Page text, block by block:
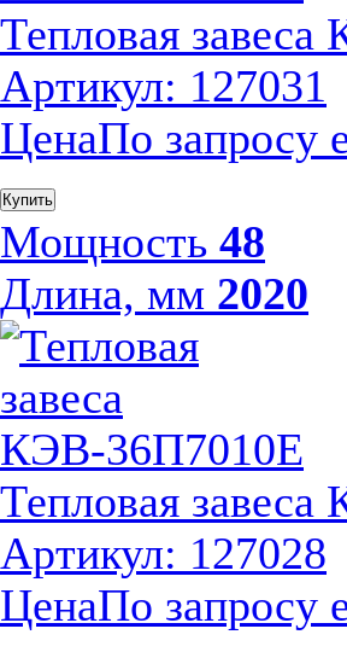
Тепловая
Артикул: 127031
ЦенаПо запросу
Купить
Мощность 48
Длина, мм 2020
Тепловая
Артикул: 127028
ЦенаПо запросу